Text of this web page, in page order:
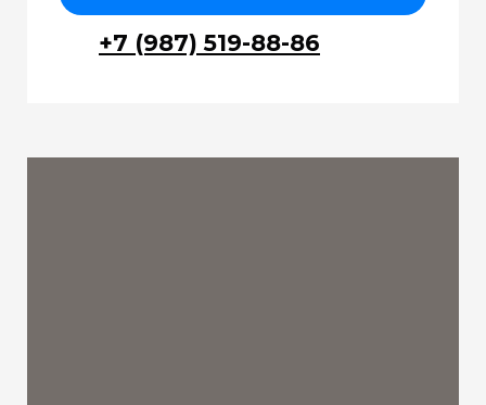
+7 (987) 519-88-86